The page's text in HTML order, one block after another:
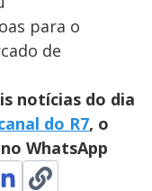
para o
de
notícias do dia
do R7, o
WhatsApp